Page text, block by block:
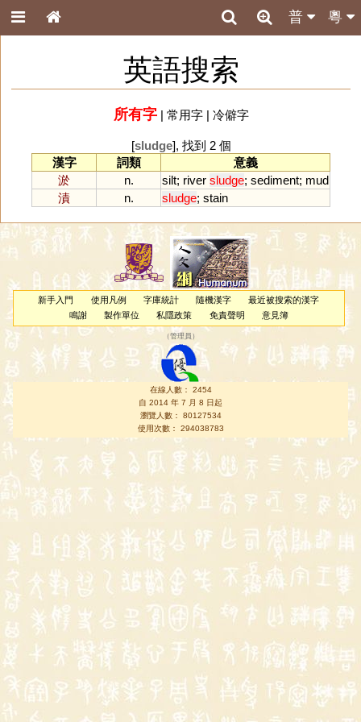
粵
普
英語搜索
所有字| 常用字| 冷僻字
[sludge], 找到 2 個
漢字
詞類
意義
淤
n. silt; river sludge; sediment; mud
漬
n. sludge; stain
新手入門 使用凡例 字庫統計 隨機漢字
最近被搜索的漢字
鳴謝
製作單位 私隱政策 免責聲明 意見簿
（管理員 ）
在線人數： 2454
自 2014 年 7 月 8 日起
瀏覽人數： 80127534
使用次數： 294038783